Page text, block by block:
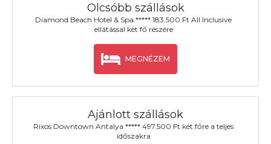
Olcsóbb szállások
Diamond Beach Hotel & Spa ***** 183.500 Ft All Inclusive
ellátással két fő részére
MEGNÉZEM
Ajánlott szállások
Rixos Downtown Antalya ***** 497.500 Ft két főre a teljes
időszakra